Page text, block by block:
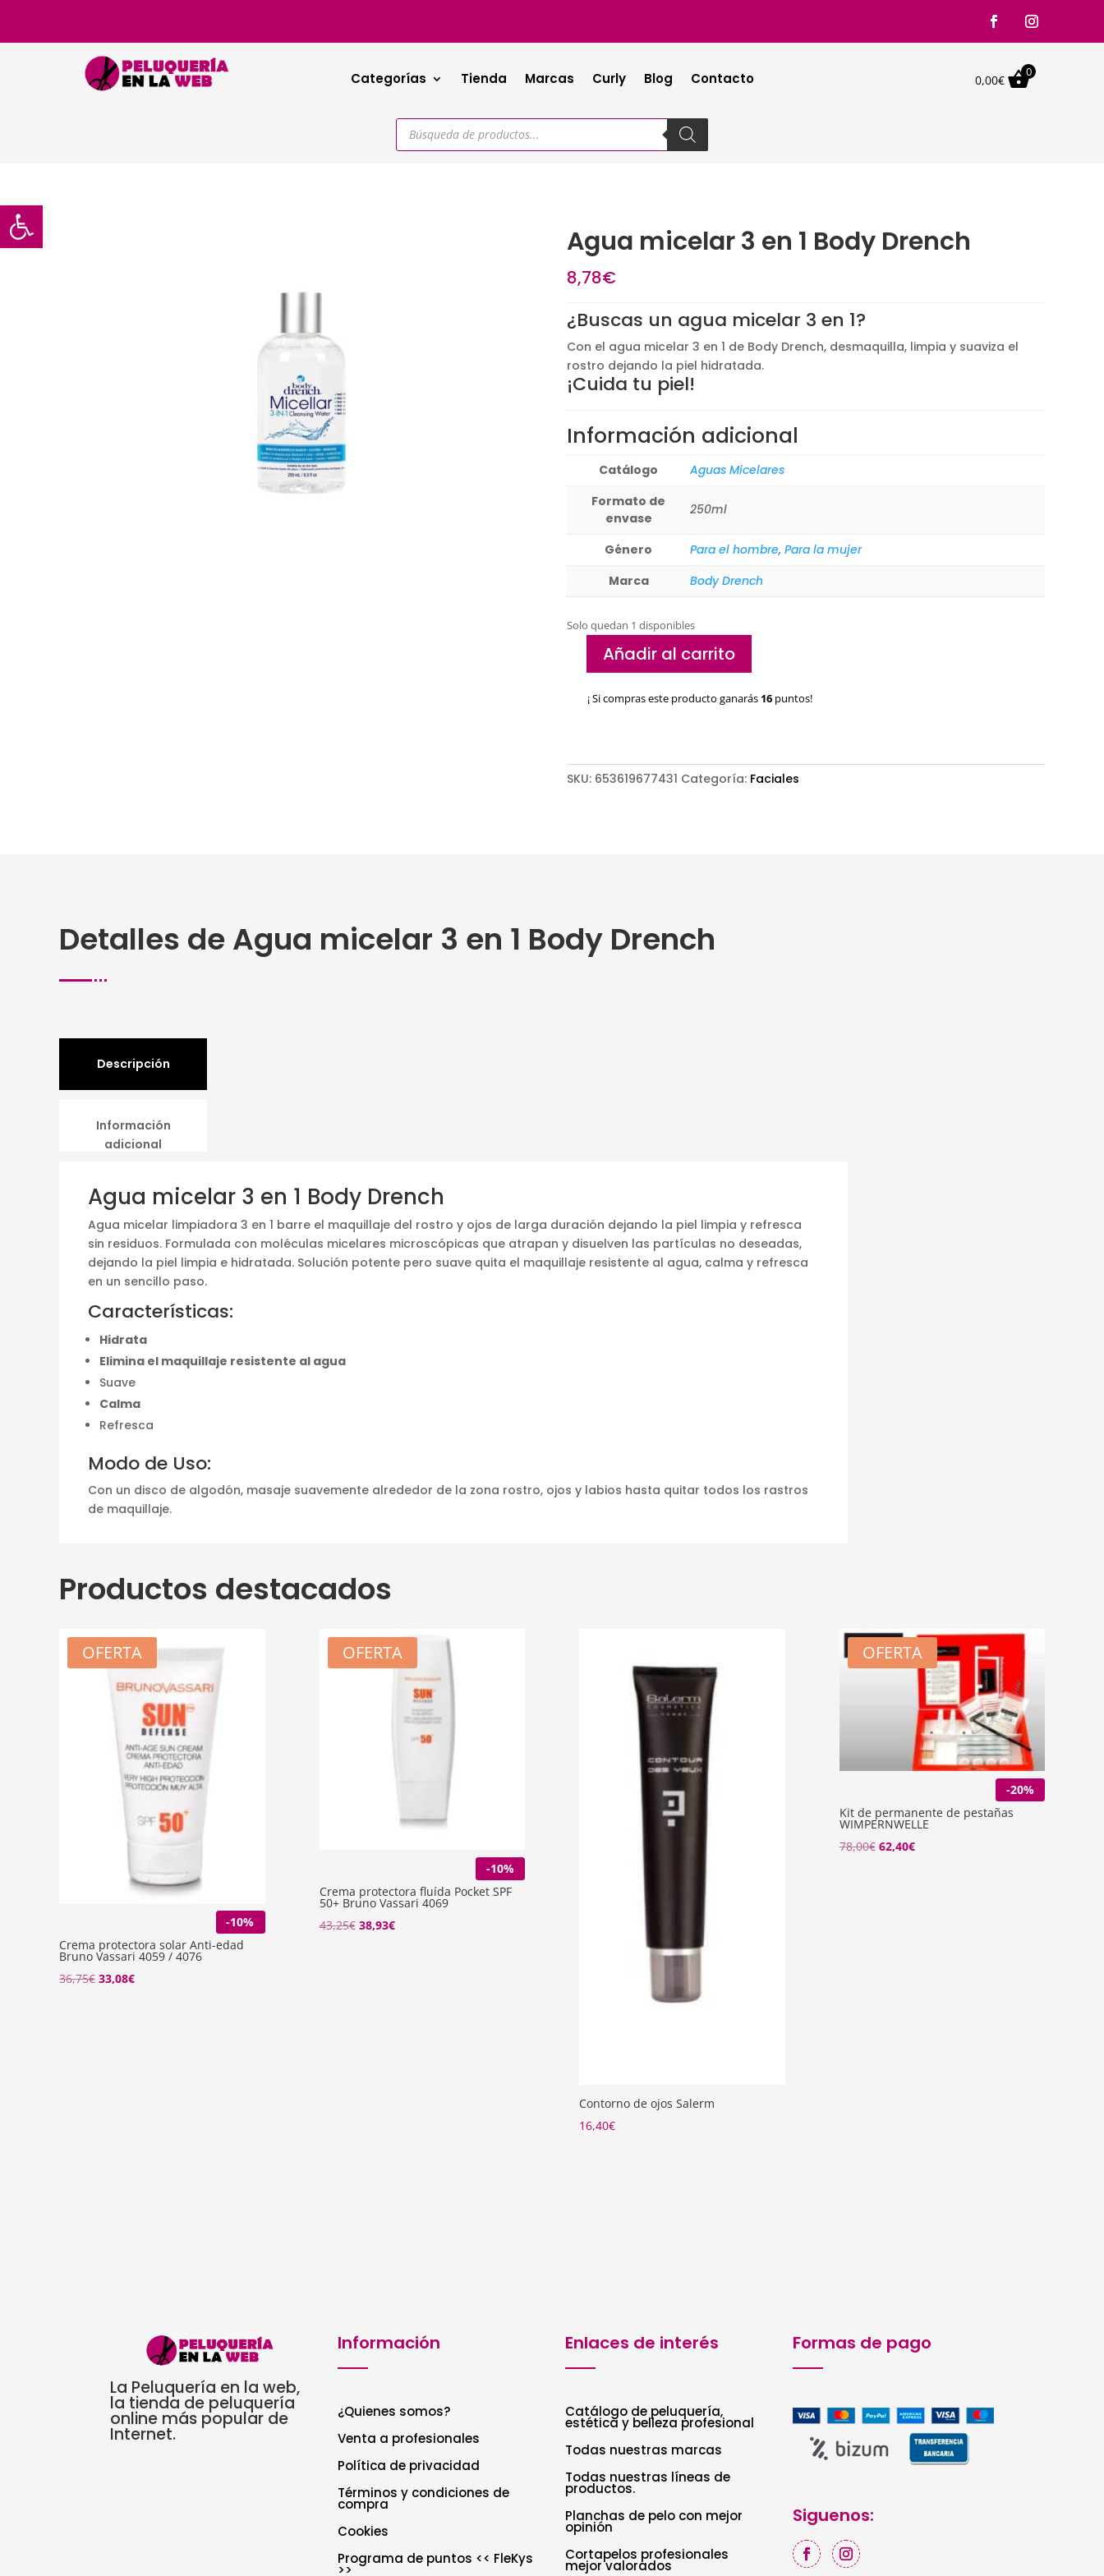
Categorías Tienda Marcas Curly Blog Contacto 0,00€
0
Búsqueda
productos
Agua micelar 3 en 1 Body Drench
8,78€
¿Buscas un agua micelar 3 en 1?
Con el agua micelar 3 en 1 de Body Drench, desmaquilla, limpia y suaviza el
rostro dejando la piel hidratada.
¡Cuida tu piel!
Información adicional
Catálogo
Aguas Micelares
Formato de
envase
250ml
Género Para el hombre, Para la mujer
Marca
Body Drench
Solo quedan 1 disponibles
Drench
Añadir al carrito
¡ Si compras este producto ganarás 16 puntos!
SKU: 653619677431 Categoría: Faciales
Detalles de Agua micelar 3 en 1 Body Drench
Descripción
Información
adicional
Agua micelar 3 en 1 Body Drench
Agua micelar limpiadora 3 en 1 barre el maquillaje del rostro y ojos de larga duración dejando la piel limpia y refresca
sin residuos. Formulada con moléculas micelares microscópicas que atrapan y disuelven las partículas no deseadas,
dejando la piel limpia e hidratada. Solución potente pero suave quita el maquillaje resistente al agua, calma y refresca
en un sencillo paso.
Características:
Hidrata
Elimina el maquillaje resistente al agua
Suave
Calma
Refresca
Modo de Uso:
Con un disco de algodón, masaje suavemente alrededor de la zona rostro, ojos y labios hasta quitar todos los rastros
de maquillaje.
Productos destacados
OFERTA
-10%
Crema protectora solar Anti-edad
Bruno Vassari 4059 / 4076
36,75€ El
33,08€El
OFERTA
-10%
Crema protectora fluída Pocket SPF
50+ Bruno Vassari 4069
43,25€ El
38,93€El
Contorno de ojos Salerm
16,40€
OFERTA
-20%
Kit de permanente de pestañas
WIMPERNWELLE
78,00€ 62,40€
La Peluquería en la web,
la tienda de peluquería
online más popular de
Internet.
Información
¿Quienes somos?
Venta a profesionales
Política de privacidad
Términos y condiciones de
compra
Cookies
Programa de puntos << FleKys
>>
Enlaces de interés
Catálogo de peluquería,
estética y belleza profesional
Todas nuestras marcas
Todas nuestras líneas de
productos.
Planchas de pelo con mejor
opinión
Cortapelos profesionales
mejor valorados
Formas de pago
Siguenos:
Abrir barra de herramientas